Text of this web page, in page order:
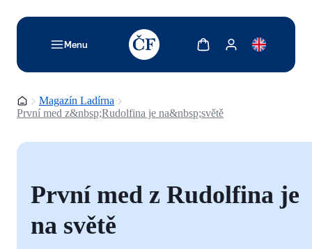
Menu
TODO: Add description for reader
Zobrazit košíkZobrazit můj účet
Domovská stránka
Magazín Ladírna
První med z&nbsp;Rudolfina je na&nbsp;světě
První med z Rudolfina je
na světě